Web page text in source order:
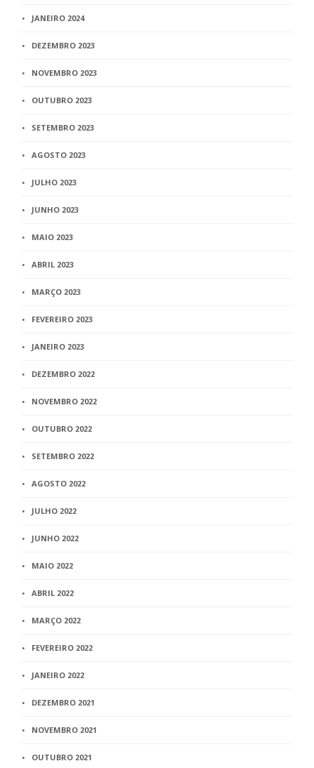
JANEIRO 2024
DEZEMBRO 2023
NOVEMBRO 2023
OUTUBRO 2023
SETEMBRO 2023
AGOSTO 2023
JULHO 2023
JUNHO 2023
MAIO 2023
ABRIL 2023
MARÇO 2023
FEVEREIRO 2023
JANEIRO 2023
DEZEMBRO 2022
NOVEMBRO 2022
OUTUBRO 2022
SETEMBRO 2022
AGOSTO 2022
JULHO 2022
JUNHO 2022
MAIO 2022
ABRIL 2022
MARÇO 2022
FEVEREIRO 2022
JANEIRO 2022
DEZEMBRO 2021
NOVEMBRO 2021
OUTUBRO 2021